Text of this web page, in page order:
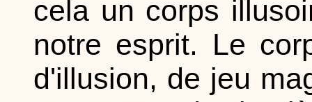
cela un corps
notre esprit. Le
d'illusion, de jeu